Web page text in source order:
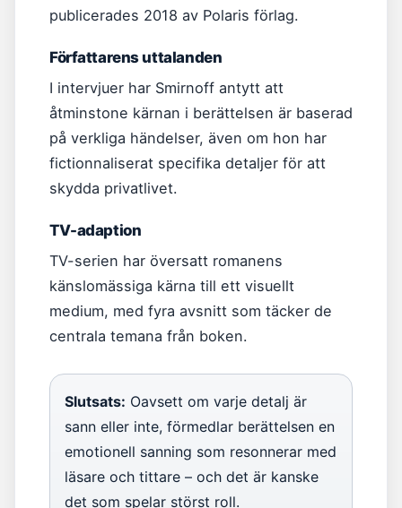
publicerades 2018 av Polaris förlag.
Författarens uttalanden
I intervjuer har Smirnoff antytt att
åtminstone kärnan i berättelsen är baserad
på verkliga händelser, även om hon har
fictionnaliserat specifika detaljer för att
skydda privatlivet.
TV-adaption
TV-serien har översatt romanens
känslomässiga kärna till ett visuellt
medium, med fyra avsnitt som täcker de
centrala temana från boken.
Slutsats: Oavsett om varje detalj är
sann eller inte, förmedlar berättelsen en
emotionell sanning som resonnerar med
läsare och tittare – och det är kanske
det som spelar störst roll.